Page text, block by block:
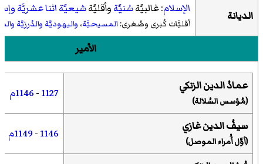
الديانة الإسلام: غالبيَّةسُنيَّةوأقليَّةشيعيَّةاثنا عشريَّة
أقليَّات كُبرى وصُغرى:المسيحيَّة، واليهوديَّة والدُرزيَّة
الأمير
عمادُ الدين الزنكي
(مُؤسس السُلالة)
1127
-1146م
سيفُ الدين غازي
(أوَّل أُمراء الموصل)
1146
-1149م